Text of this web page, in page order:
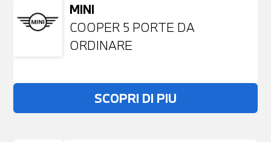
MINI
COOPER 5 PORTE DA
ORDINARE
SCOPRI DI PIU